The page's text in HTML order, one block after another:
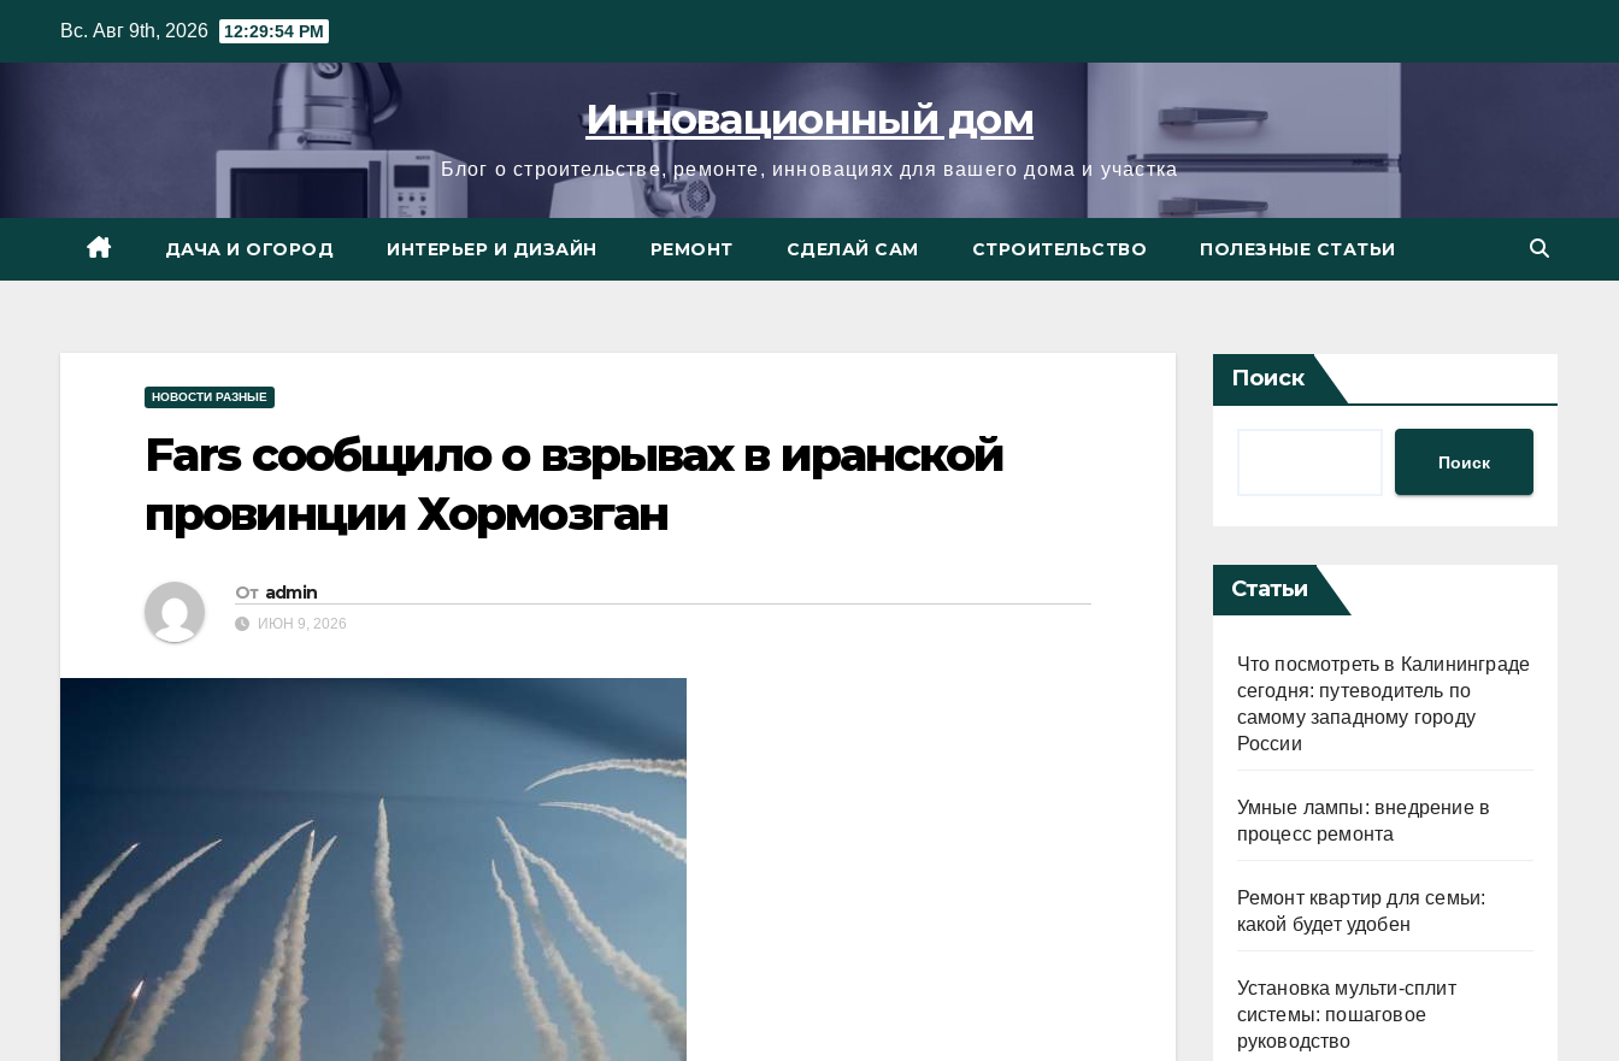
Вс. Авг 9th, 2026 12:29:54 PM
Инновационный дом
Блог о строительстве, ремонте, инновациях для вашего дома и участка
ДАЧА И ОГОРОД ИНТЕРЬЕР И ДИЗАЙН РЕМОНТ СДЕЛАЙ САМ СТРОИТЕЛЬСТВО ПОЛЕЗНЫЕ СТАТЬИ
НОВОСТИ РАЗНЫЕ
Fars сообщило о взрывах в иранской
провинции Хормозган
От admin
ИЮН 9, 2026
Поиск
Поиск
Статьи
Что посмотреть в Калининграде
сегодня: путеводитель по
самому западному городу
России
Умные лампы: внедрение в
процесс ремонта
Ремонт квартир для семьи:
какой будет удобен
Установка мульти-сплит
системы: пошаговое
руководство